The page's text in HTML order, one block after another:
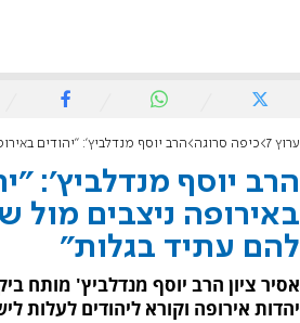
ערוץ 7 כיפה סרוגה הרב יוסף מנדלביץ': "יהודים באירופה ניצבים מול שני
הרב יוסף מנדלביץ':
באירופה ניצבים מול
להם עתיד בגלות"
אסיר ציון הרב יוסף מנדלביץ' מותח
יהדות אירופה וקורא ליהודים לעלות